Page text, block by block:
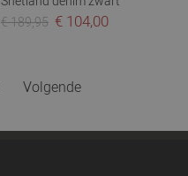
€ 189,95 € 104,00
Volgende